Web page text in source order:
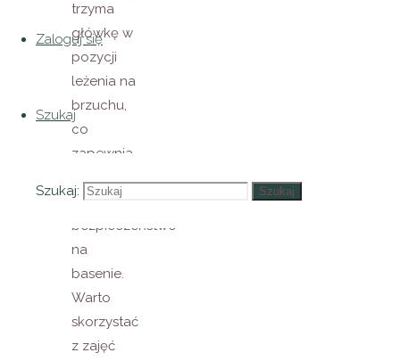
Zaloguj się
Szukaj
Szukaj: Szukaj
trzyma
główkę w
pozycji
leżenia na
brzuchu,
co
zapewnia
większe
bezpieczeństwo
na
basenie.
Warto
skorzystać
z zajęć